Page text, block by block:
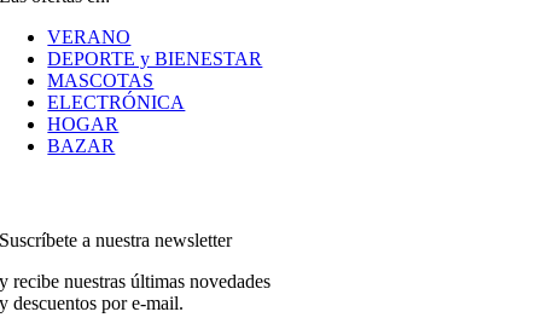
VERANO
DEPORTE y BIENESTAR
MASCOTAS
ELECTRÓNICA
HOGAR
BAZAR
Suscríbete a nuestra newsletter
y recibe nuestras últimas novedades
y descuentos por e-mail.